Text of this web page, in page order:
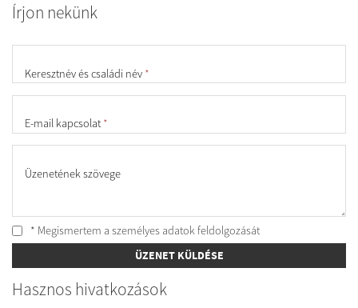
Írjon nekünk
Keresztnév és családi név *
E-mail kapcsolat*
Üzenetének szövege
* Megismertem a személyes adatok feldolgozását
ÜZENET KÜLDÉSE
Hasznos hivatkozások